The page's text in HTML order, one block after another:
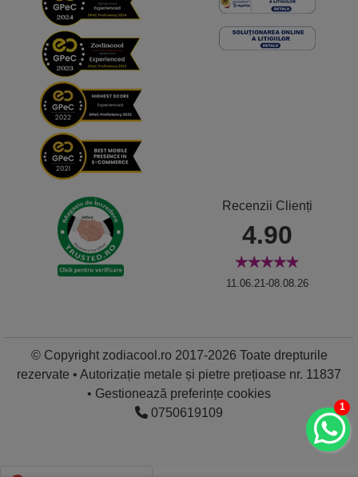
Recenzii Clienți
4.90
11.06.21-08.08.26
© Copyright zodiacool.ro 2017-2026 Toate drepturile
rezervate • Autorizație metale și pietre prețioase nr. 11837
• Gestionează preferințe cookies
0750619109
1